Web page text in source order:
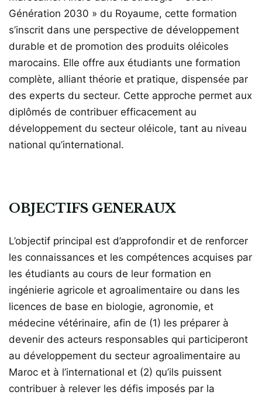
Génération 2030 » du Royaume, cette formation
s’inscrit dans une perspective de développement
durable et de promotion des produits oléicoles
marocains. Elle offre aux étudiants une formation
complète, alliant théorie et pratique, dispensée par
des experts du secteur. Cette approche permet aux
diplômés de contribuer efficacement au
développement du secteur oléicole, tant au niveau
national qu’international.
OBJECTIFS GENERAUX
L’objectif principal est d’approfondir et de renforcer
les connaissances et les compétences acquises par
les étudiants au cours de leur formation en
ingénierie agricole et agroalimentaire ou dans les
licences de base en biologie, agronomie, et
médecine vétérinaire, afin de (1) les préparer à
devenir des acteurs responsables qui participeront
au développement du secteur agroalimentaire au
Maroc et à l’international et (2) qu’ils puissent
contribuer à relever les défis imposés par la